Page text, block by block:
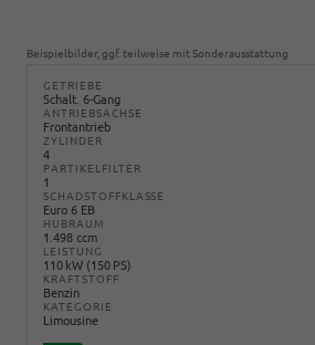
Beispielbilder, ggf. teilweise mit Sonderausstattung
GETRIEBE
Schalt. 6-Gang
ANTRIEBSACHSE
Frontantrieb
ZYLINDER
4
PARTIKELFILTER
1
SCHADSTOFFKLASSE
Euro 6 EB
HUBRAUM
1.498 ccm
LEISTUNG
110 kW (150 PS)
KRAFTSTOFF
Benzin
KATEGORIE
Limousine